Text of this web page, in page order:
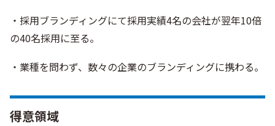
・採用ブランディングにて採用実績4名の会社が翌年10倍
の40名採用に至る。
・業種を問わず、数々の企業のブランディングに携わる。
得意領域